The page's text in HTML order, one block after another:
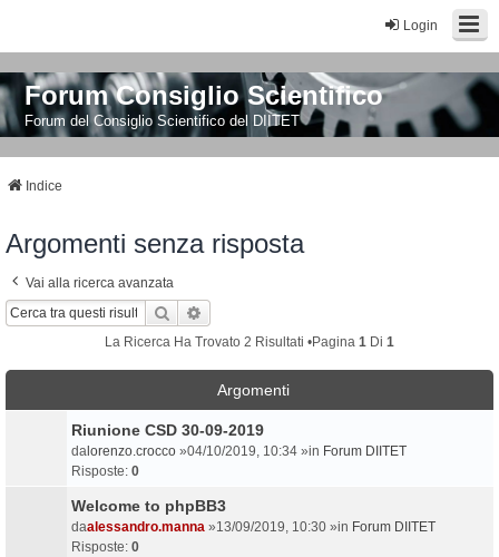
Login
Forum Consiglio Scientifico
Forum del Consiglio Scientifico del DIITET
Indice
Argomenti senza risposta
Vai alla ricerca avanzata
Cerca
La Ricerca Ha Trovato 2 Risultati •Pagina 1 Di 1
Argomenti
Riunione CSD 30-09-2019
da lorenzo.crocco »04/10/2019, 10:34 »in Forum DIITET
Risposte: 0
Welcome to phpBB3
daalessandro.manna »13/09/2019, 10:30 »in Forum DIITET
Risposte: 0